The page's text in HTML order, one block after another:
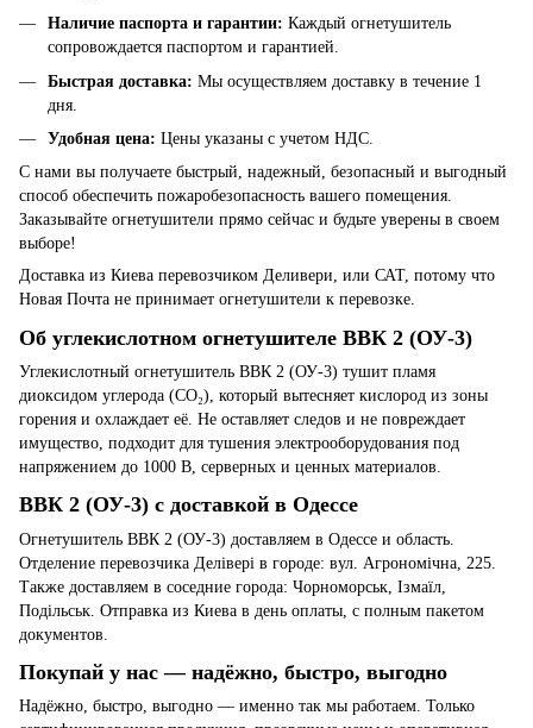
Наличие паспорта и гарантии: Каждый огнетушитель
сопровождается паспортом и гарантией.
Быстрая доставка: Мы осуществляем доставку в течение 1
дня.
Удобная цена: Цены указаны с учетом НДС.
С нами вы получаете быстрый, надежный, безопасный и выгодный
способ обеспечить пожаробезопасность вашего помещения.
Заказывайте огнетушители прямо сейчас и будьте уверены в своем
выборе!
Доставка из Киева перевозчиком Деливери, или САТ, потому что
Новая Почта не принимает огнетушители к перевозке.
Об углекислотном огнетушителе ВВК 2 (ОУ-3)
Углекислотный огнетушитель ВВК 2 (ОУ-3) тушит пламя
диоксидом углерода (CO₂), который вытесняет кислород из зоны
горения и охлаждает её. Не оставляет следов и не повреждает
имущество, подходит для тушения электрооборудования под
напряжением до 1000 В, серверных и ценных материалов.
ВВК 2 (ОУ-3) с доставкой в Одессе
Огнетушитель ВВК 2 (ОУ-3) доставляем в Одессе и область.
Отделение перевозчика Делівері в городе: вул. Агрономічна, 225.
Также доставляем в соседние города: Чорноморськ, Ізмаїл,
Подільськ. Отправка из Киева в день оплаты, с полным пакетом
документов.
Покупай у нас — надёжно, быстро, выгодно
Надёжно, быстро, выгодно — именно так мы работаем. Только